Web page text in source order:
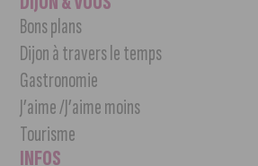
Bons plans
Dijon à travers le temps
Gastronomie
J’aime /J’aime moins
Tourisme
INFOS